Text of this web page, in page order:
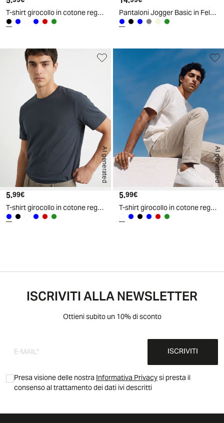
T-shirt girocollo in cotone regular fit - Nero
Pantaloni Jogger Basic in Felpa con Elastico - Blu
AI generated
Prezzo attuale
5.99€
T-shirt girocollo in cotone regular fit - Blu
AI generated
Prezzo attuale
5.99€
T-shirt girocollo in cotone regular fit - Bianco
ISCRIVITI ALLA NEWSLETTER
Ottieni subito un 10% di sconto
ISCRIVITI
Presa visione delle nostraInformativa Privacysi presta il
consenso al trattamento dei dati ivi descritti